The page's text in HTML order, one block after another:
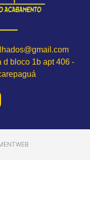
d bloco 1b apt 406 -